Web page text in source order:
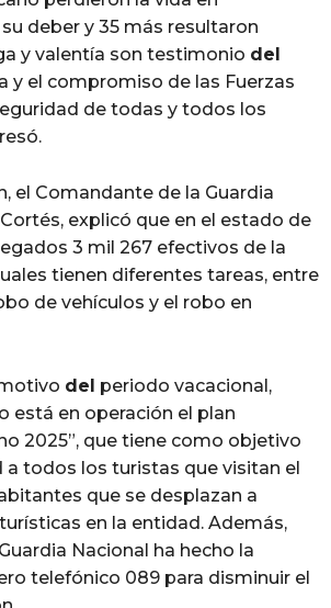
deber y 35 más resultaron
y valentía son testimonio del
y el compromiso de las Fuerzas
de todas y todos los
el Comandante de la Guardia
explicó que en el estado de
3 mil 267 efectivos de la
tienen diferentes tareas, entre
de vehículos y el robo en
del periodo vacacional,
está en operación el plan
2025”, que tiene como objetivo
a todos los turistas que visitan el
que se desplazan a
en la entidad. Además,
Nacional ha hecho la
telefónico 089 para disminuir el